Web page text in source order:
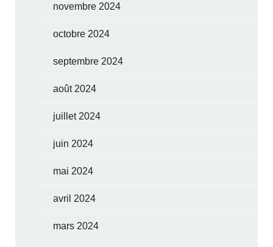
novembre 2024
octobre 2024
septembre 2024
août 2024
juillet 2024
juin 2024
mai 2024
avril 2024
mars 2024